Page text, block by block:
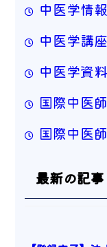
中医学情
中医学講座
中医学資
国際中医師
国際中医
最新の記事